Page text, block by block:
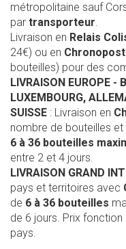
métropolitaine sauf
par transporteur.
Livraison en Relais
24€) ou en Chronopost
bouteilles) pour des
LIVRAISON EUROPE -
LUXEMBOURG,
SUISSE : Livraison en
nombre de bouteilles
6 à 36 bouteilles
entre 2 et 4 jours.
LIVRAISON GRAND
pays et territoires avec
de 6 à 36 bouteilles
de 6 jours. Prix
pays.